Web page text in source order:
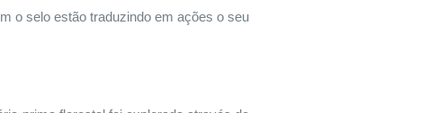
o selo estão traduzindo em ações o seu